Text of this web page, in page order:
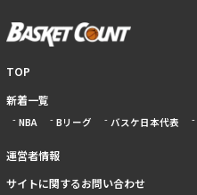
TOP
新着一覧
NBA Bリーグ バスケ日本代表
運営者情報
サイトに関するお問い合わせ